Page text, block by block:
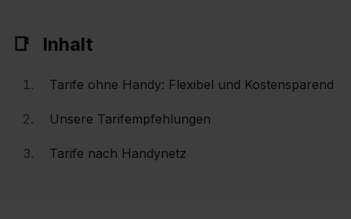
Inhalt
Tarife ohne Handy: Flexibel und Kostensparend
Unsere Tarifempfehlungen
Tarife nach Handynetz